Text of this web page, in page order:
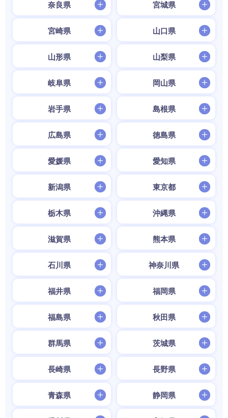
奈良県 宮城県
宮崎県 山口県
山形県 山梨県
岐阜県 岡山県
岩手県 島根県
広島県 徳島県
愛媛県 愛知県
新潟県 東京都
栃木県 沖縄県
滋賀県 熊本県
石川県 神奈川県
福井県 福岡県
福島県 秋田県
群馬県 茨城県
長崎県 長野県
青森県 静岡県